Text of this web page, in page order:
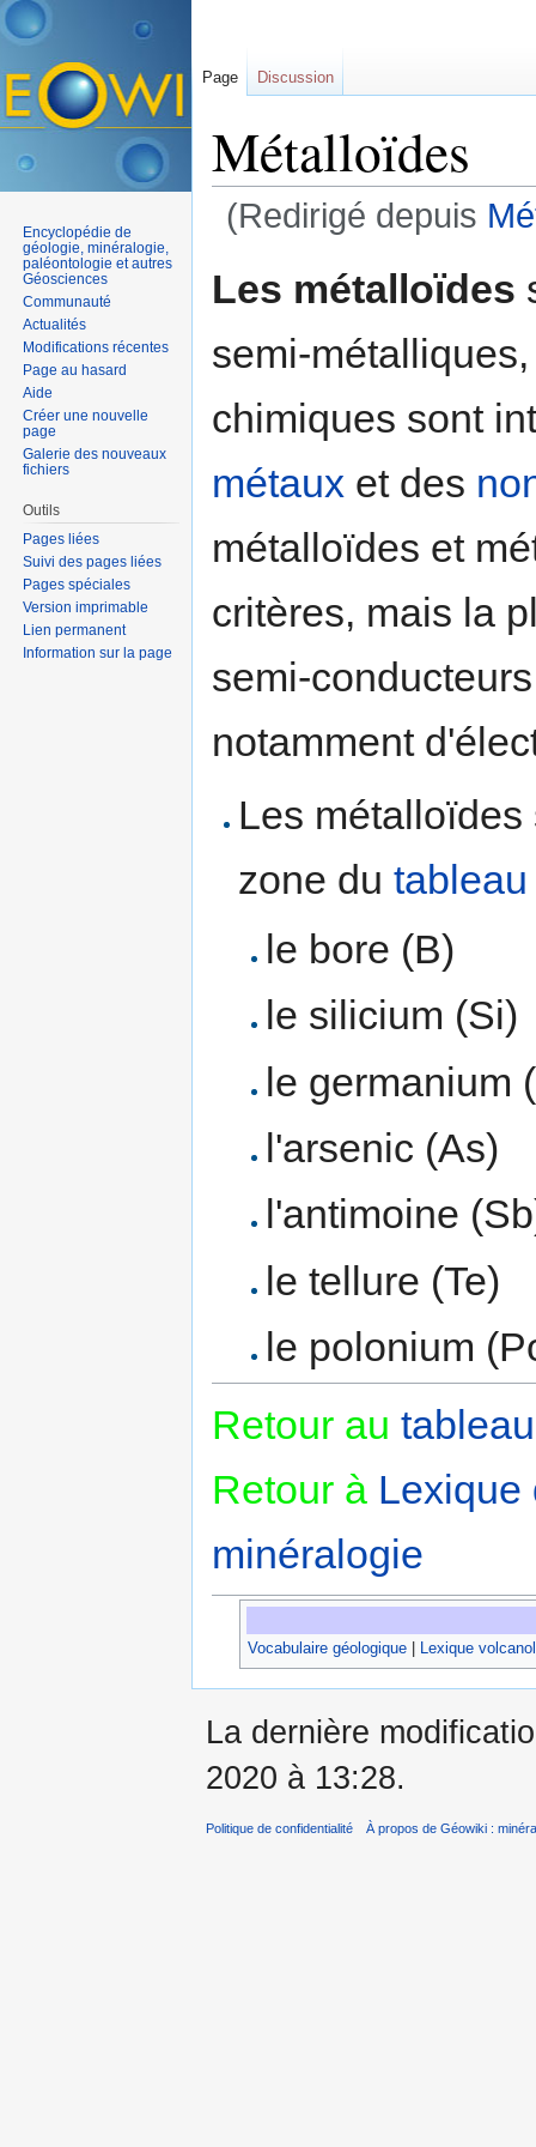
Métalloïdes
(Redirigé depuis
Les métalloïdes
semi-
chimiques sont
métaux et des
métalloïdes et
critères, mais la
semi-
notamment
Les
zone du
le bore (B)
le silicium (Si)
le germanium
l'arsenic (As)
l'antimoine
le tellure (Te)
le polonium
Retour au
Retour à Lexique
minéralogie
Vocabulaire géologique| Lexique
Page Discussion
Encyclopédie de
géologie, minéralogie,
paléontologie et autres
Géosciences
Communauté
Actualités
Modifications récentes
Page au hasard
Aide
Créer une nouvelle
page
Galerie des nouveaux
fichiers
Outils
Pages liées
Suivi des pages liées
Pages spéciales
Version imprimable
Lien permanent
Information sur la page
La dernière
2020 à 13:28.
Politique de confidentialité À propos de Géowiki :